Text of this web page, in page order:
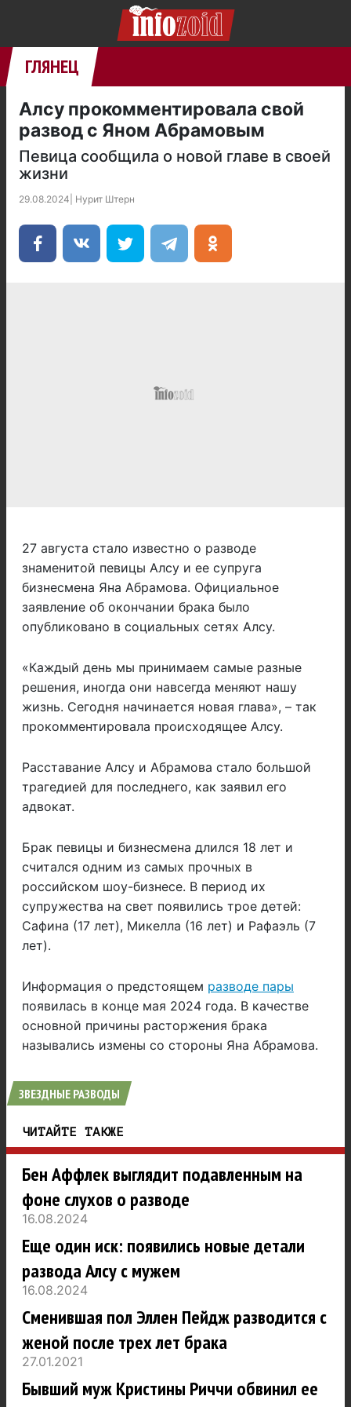
ГЛЯНЕЦ
Алсу прокомментировала свой
развод с Яном Абрамовым
Певица сообщила о новой главе в своей
жизни
29.08.2024 Нурит Штерн
27 августа стало известно о разводе
знаменитой певицы Алсу и ее супруга
бизнесмена Яна Абрамова. Официальное
заявление об окончании брака было
опубликовано в социальных сетях Алсу.
«Каждый день мы принимаем самые разные
решения, иногда они навсегда меняют нашу
жизнь. Сегодня начинается новая глава», – так
прокомментировала происходящее Алсу.
Расставание Алсу и Абрамова стало большой
трагедией для последнего, как заявил его
адвокат.
Брак певицы и бизнесмена длился 18 лет и
считался одним из самых прочных в
российском шоу-бизнесе. В период их
супружества на свет появились трое детей:
Сафина (17 лет), Микелла (16 лет) и Рафаэль (7
лет).
Информация о предстоящем разводе пары
появилась в конце мая 2024 года. В качестве
основной причины расторжения брака
назывались измены со стороны Яна Абрамова.
ЗВЕЗДНЫЕ РАЗВОДЫ
ЧИТАЙТЕ ТАКЖЕ
Бен Аффлек выглядит подавленным на
фоне слухов о разводе
16.08.2024
Еще один иск: появились новые детали
развода Алсу с мужем
16.08.2024
Сменившая пол Эллен Пейдж разводится с
женой после трех лет брака
27.01.2021
Бывший муж Кристины Риччи обвинил ее